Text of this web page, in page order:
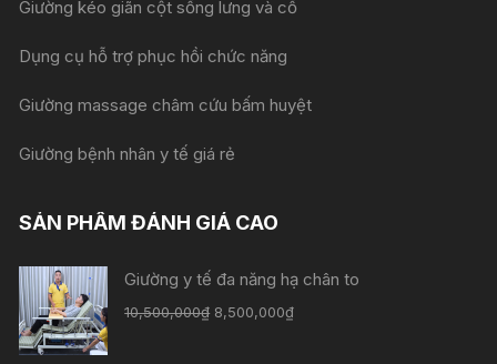
Giường kéo giãn cột sống lưng và cổ
Dụng cụ hỗ trợ phục hồi chức năng
Giường massage châm cứu bấm huyệt
Giường bệnh nhân y tế giá rẻ
SẢN PHẨM ĐÁNH GIÁ CAO
Giường y tế đa năng hạ chân to
10,500,000₫ Giá
8,500,000₫Giá